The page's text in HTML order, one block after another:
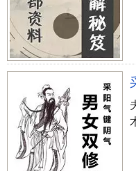
五、生有反骨
在相学中我认为真
是指腮骨显出。一般
理，强大的关键的，